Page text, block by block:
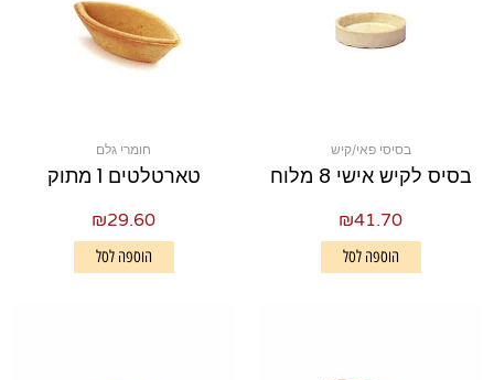
בסיסי פאי/קיש
בסיס לקיש אישי 8 מלוח
₪41.70
הוספה לסל
חומרי גלם
טארטלטים 1 מתוק
₪29.60
הוספה לסל